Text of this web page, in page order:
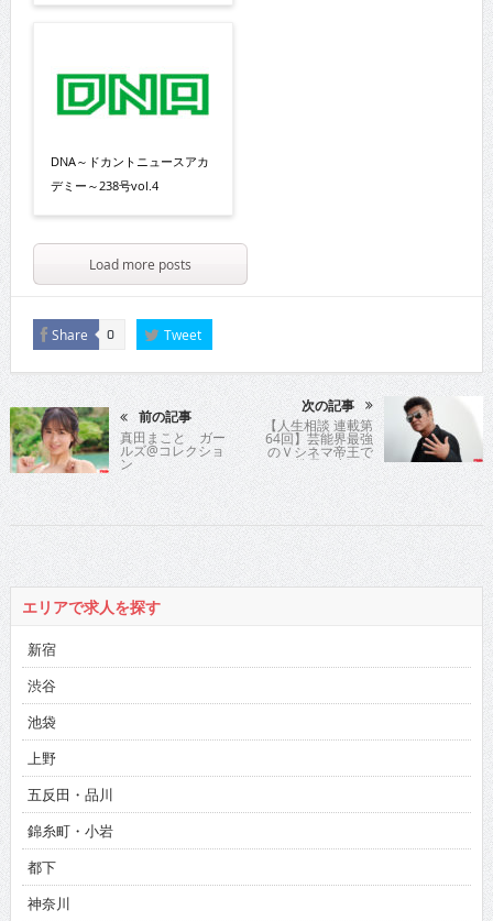
DNA～ドカントニュースアカ
デミー～238号vol.4
Load more posts
Share 0 Tweet
前の記事
真田まこと ガー
ルズ@コレクショ
ン
次の記事
【人生相談 連載第
64回】芸能界最強
のＶシネマ帝王で
ある俳優の小沢仁
志氏が時に優し
く、時に厳しく歯
切れよく人生指
南！
エリアで求人を探す
新宿
渋谷
池袋
上野
五反田・品川
錦糸町・小岩
都下
神奈川